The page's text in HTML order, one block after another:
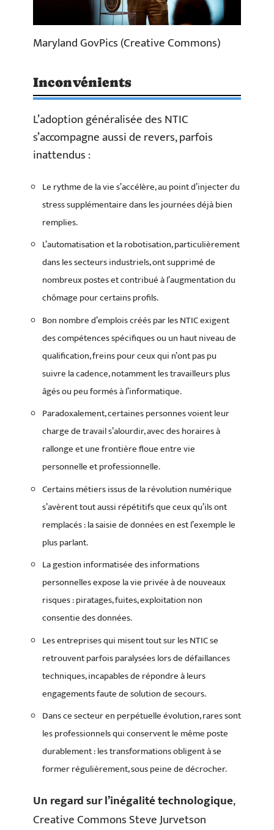
Maryland GovPics (Creative Commons)
Inconvénients
L’adoption généralisée des NTIC
s’accompagne aussi de revers, parfois
inattendus :
Le rythme de la vie s’accélère, au point d’injecter du
stress supplémentaire dans les journées déjà bien
remplies.
L’automatisation et la robotisation, particulièrement
dans les secteurs industriels, ont supprimé de
nombreux postes et contribué à l’augmentation du
chômage pour certains profils.
Bon nombre d’emplois créés par les NTIC exigent
des compétences spécifiques ou un haut niveau de
qualification, freins pour ceux qui n’ont pas pu
suivre la cadence, notamment les travailleurs plus
âgés ou peu formés à l’informatique.
Paradoxalement, certaines personnes voient leur
charge de travail s’alourdir, avec des horaires à
rallonge et une frontière floue entre vie
personnelle et professionnelle.
Certains métiers issus de la révolution numérique
s’avèrent tout aussi répétitifs que ceux qu’ils ont
remplacés : la saisie de données en est l’exemple le
plus parlant.
La gestion informatisée des informations
personnelles expose la vie privée à de nouveaux
risques : piratages, fuites, exploitation non
consentie des données.
Les entreprises qui misent tout sur les NTIC se
retrouvent parfois paralysées lors de défaillances
techniques, incapables de répondre à leurs
engagements faute de solution de secours.
Dans ce secteur en perpétuelle évolution, rares sont
les professionnels qui conservent le même poste
durablement : les transformations obligent à se
former régulièrement, sous peine de décrocher.
Un regard sur l’inégalité technologique,
Creative Commons Steve Jurvetson